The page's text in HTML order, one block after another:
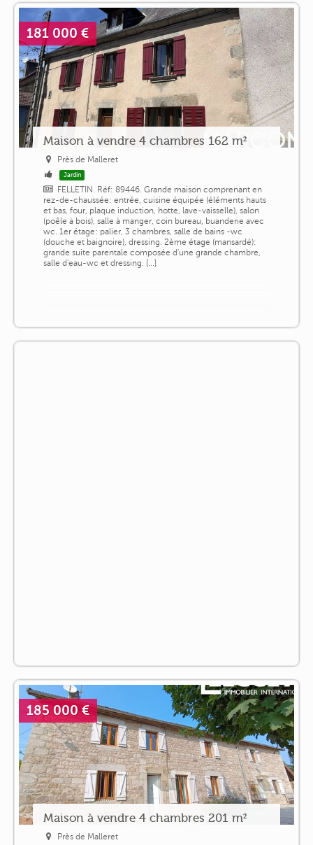
181 000 €
Maison à vendre 4 chambres 162 m²
Près de Malleret
Jardin
FELLETIN. Réf: 89446. Grande maison comprenant en
rez-de-chaussée: entrée, cuisine équipée (éléments hauts
et bas, four, plaque induction, hotte, lave-vaisselle), salon
(poêle à bois), salle à manger, coin bureau, buanderie avec
wc. 1er étage: palier, 3 chambres, salle de bains -wc
(douche et baignoire), dressing. 2ème étage (mansardé):
grande suite parentale composée d'une grande chambre,
salle d'eau-wc et dressing. [...]
185 000 €
Maison à vendre 4 chambres 201 m²
Près de Malleret